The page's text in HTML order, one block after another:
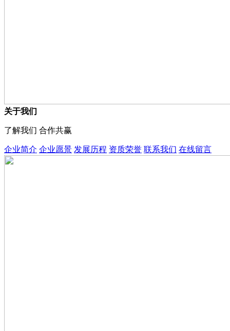
关于我们
了解我们 合作共赢
企业简介 企业愿景 发展历程 资质荣誉 联系我们 在线留言